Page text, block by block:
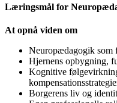
Læringsmål for
At opnå viden om
Neuropædagogik som
Hjernens opbygning,
Kognitive
Borgerens liv og